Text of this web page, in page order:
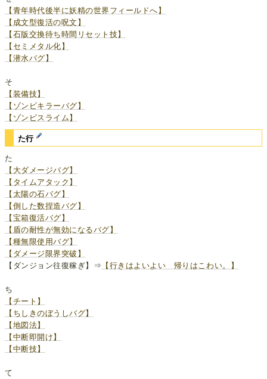
【青年時代後半に妖精の世界フィールドへ】
【成文型復活の呪文】
【石版交換待ち時間リセット技】
【セミメタル化】
【潜水バグ】
そ
【装備技】
【ゾンビキラーバグ】
【ゾンビスライム】
た行
た
【大ダメージバグ】
【タイムアタック】
【太陽の石バグ】
【倒した数捏造バグ】
【宝箱復活バグ】
【盾の耐性が無効になるバグ】
【種無限使用バグ】
【ダメージ限界突破】
【ダンジョン往復稼ぎ】⇒ 【行きはよいよい 帰りはこわい。】
ち
【チート】
【ちしきのぼうしバグ】
【地図法】
【中断即開け】
【中断技】
て